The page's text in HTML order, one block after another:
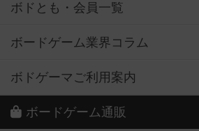
ボドとも・会員一覧
ボードゲーム業界コラム
ボドゲーマご利用案内
ボードゲーム通販